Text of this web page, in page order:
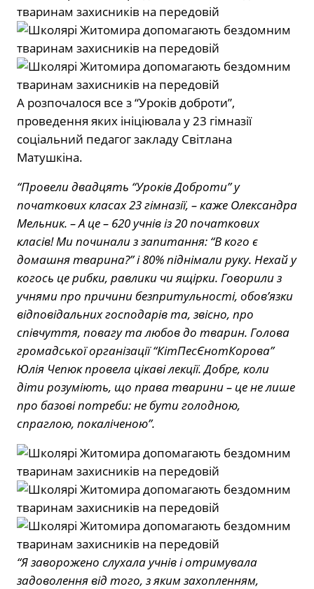
А розпочалося все з “Уроків доброти”,
проведення яких ініціювала у 23 гімназії
соціальний педагог закладу Світлана
Матушкіна.
“Провели двадцять “Уроків Доброти” у
початкових класах 23 гімназії, – каже Олександра
Мельник. – А це – 620 учнів із 20 початкових
класів! Ми починали з запитання: “В кого є
домашня тварина?” і 80% піднімали руку. Нехай у
когось це рибки, равлики чи ящірки. Говорили з
учнями про причини безпритульності, обов’язки
відповідальних господарів та, звісно, про
співчуття, повагу та любов до тварин. Голова
громадської організації “КітПесЄнотКорова”
Юлія Чепюк провела цікаві лекції. Добре, коли
діти розуміють, що права тварини – це не лише
про базові потреби: не бути голодною,
спраглою, покаліченою”.
“Я заворожено слухала учнів і отримувала
задоволення від того, з яким захопленням,